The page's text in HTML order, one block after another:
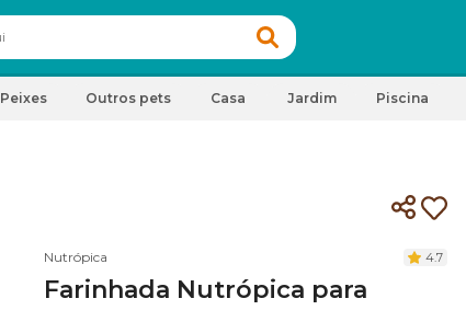
Peixes Outros pets Casa Jardim Piscina
Nutrópica 4.7
Farinhada Nutrópica para